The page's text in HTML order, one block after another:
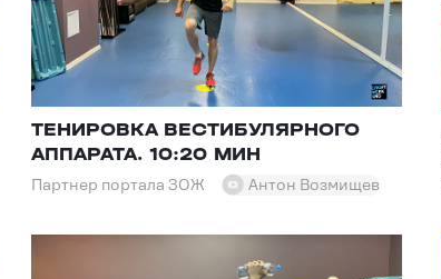
ТЕНИРОВКА ВЕСТИБУЛЯРНОГО
АППАРАТА. 10:20 МИН
Партнер портала ЗОЖ Антон Возмищев